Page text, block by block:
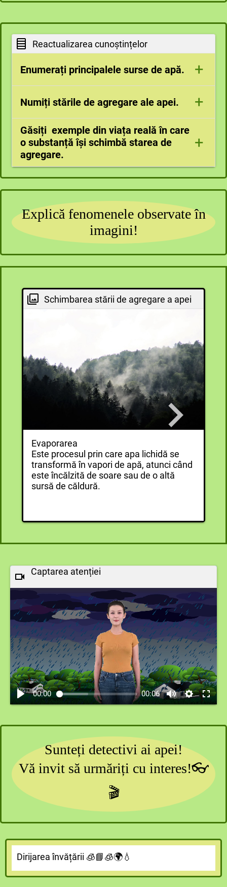
Reactualizarea cunoștințelor
Enumerați principalele surse de apă. +
* ape curgătoare: bălți, lacuri, mări și oceane;
* ape curgătoare: izvoare, pâraie, râuri, fluvii;
* ghețarii;
* apele subterane;
* precipitațiile
Numiți stările de agregare ale apei. +
* lichidă
* solidă
* gazoasă
Găsiți exemple din viața reală în care
o substanță își schimbă starea de
agregare.
+
- apa care fierbe începe să se transforme în
aburi - apa trece din stare lichidă în stare
- cubul de gheață dintr-un pahar uitat vara pe
masă - apa trece din stare solidă în stare
lichidă;
- vaporii de apă care formează picături pe
geamuri - apa trece din stare gazoasă în stare
Explică fenomenele observate în
imagini!
Schimbarea stării de agregare a apei
Evaporarea
Este procesul prin care apa lichidă se
transformă în vapori de apă, atunci când
este încălzită de soare sau de o altă
sursă de căldură.
Captarea atenției
00:00 00:06
Sunteți detectivi ai apei!
Vă invit să urmăriți cu interes!👓
🎬
Dirijarea învățării 🧊📘🧊🌍💧